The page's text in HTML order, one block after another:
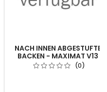
NACH INNEN ABGESTUFTE
BACKEN - MAXIMAT V13
(0)